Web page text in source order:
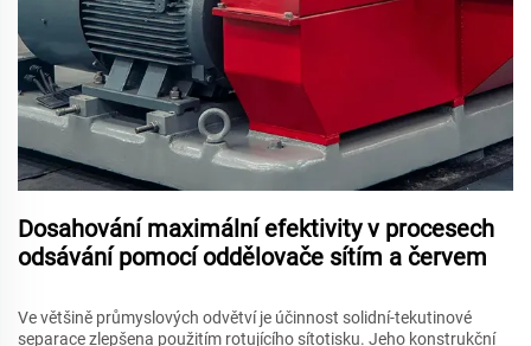
Dosahování maximální efektivity v procesech
odsávání pomocí oddělovače sítím a červem
Ve většině průmyslových odvětví je účinnost solidní-tekutinové
separace zlepšena použitím rotujícího sítotisku. Jeho konstrukční